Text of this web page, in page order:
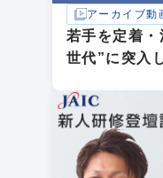
アーカイブ動
若手を定着
世代”に突入